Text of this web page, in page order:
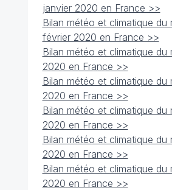
janvier 2020 en France >>
Bilan météo et climatique du
février 2020 en France >>
Bilan météo et climatique du
2020 en France >>
Bilan météo et climatique du
2020 en France >>
Bilan météo et climatique du
2020 en France >>
Bilan météo et climatique du
2020 en France >>
Bilan météo et climatique du
2020 en France >>